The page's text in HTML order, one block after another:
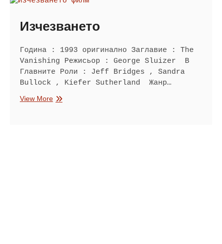
Изчезването
Година : 1993 оригинално Заглавие : The
Vanishing Режисьор : George Sluizer В
Главните Роли : Jeff Bridges , Sandra
Bullock , Kiefer Sutherland Жанр…
View MoreИзчезването